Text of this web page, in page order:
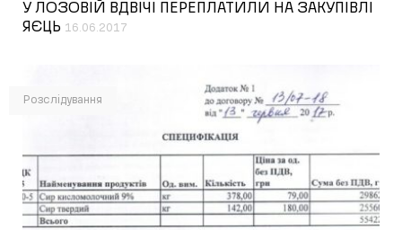
У ЛОЗОВІЙ ВДВІЧІ ПЕРЕПЛАТИЛИ НА ЗАКУПІВЛІ
ЯЄЦЬ 16.06.2017
Розслідування